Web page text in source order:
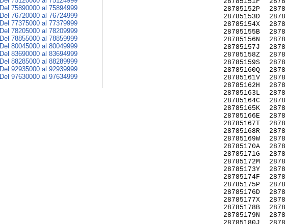
28785152P
28785153D
28785154X
28785155B
28785156N
28785157J
28785158Z
28785159S
28785160Q
28785161V
28785162H
28785163L
28785164C
28785165K
28785166E
28785167T
28785168R
28785169W
28785170A
28785171G
28785172M
28785173Y
28785174F
28785175P
28785176D
28785177X
28785178B
28785179N
Del 75890000 al 75894999
Del 76720000 al 76724999
Del 77375000 al 77379999
Del 78205000 al 78209999
Del 78855000 al 78859999
Del 80045000 al 80049999
Del 83690000 al 83694999
Del 88285000 al 88289999
Del 92935000 al 92939999
Del 97630000 al 97634999